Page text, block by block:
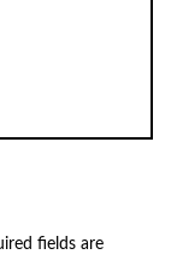
fields are